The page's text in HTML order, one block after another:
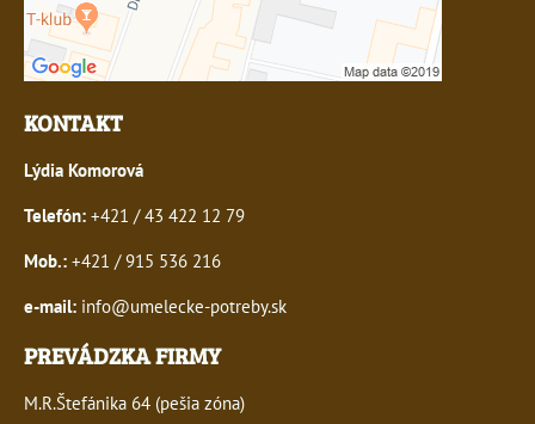
KONTAKT
Lýdia Komorová
Telefón: +421 / 43 422 12 79
Mob.: +421 / 915 536 216
e-mail: info@umelecke-potreby.sk
PREVÁDZKA FIRMY
M.R.Štefánika 64 (pešia zóna)